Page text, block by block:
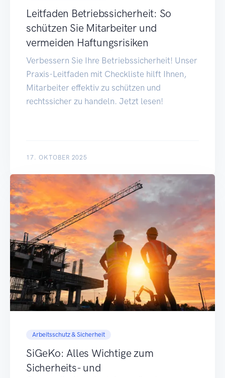
Leitfaden Betriebssicherheit: So
schützen Sie Mitarbeiter und
vermeiden Haftungsrisiken
Verbessern Sie Ihre Betriebssicherheit! Unser
Praxis-Leitfaden mit Checkliste hilft Ihnen,
Mitarbeiter effektiv zu schützen und
rechtssicher zu handeln. Jetzt lesen!
17. OKTOBER 2025
Arbeitsschutz & Sicherheit
SiGeKo: Alles Wichtige zum
Sicherheits- und